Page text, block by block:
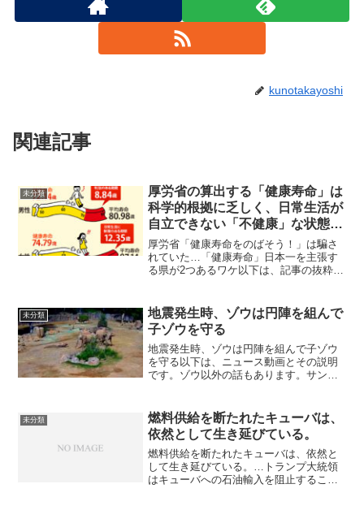
kunotakayoshi
関連記事
未分類
厚労省の算出する「健康寿命」は
科学的根拠に乏しく、日常生活が
自立できない「不健康」な状態は
現在でも2年程度と短いので、こ
れ以上のばすのは難しい。
厚労省「健康寿命をのばそう！」は騙さ
れていた…「健康寿命」日本一を主張す
る県が2つあるワケ以下は、記事の抜粋で
のばそう！」が人生100年時代を象徴する
キャッチフレーズと...
未分類
地震発生時、ゾウは円陣を組んで
子ゾウを守る
地震発生時、ゾウは円陣を組んで子ゾウ
を守る以下は、ニュース動画とその説明
です。ゾウ以外の話もあります。サンデ
太古からの本能に基づき、ゾウたちは2頭
の子供を守るために固い...
未分類
燃料供給を断たれたキューバは、
依然として生き延びている。
燃料供給を断たれたキューバは、依然と
して生き延びている。…トランプ大統領
はキューバへの石油輸入を阻止すること